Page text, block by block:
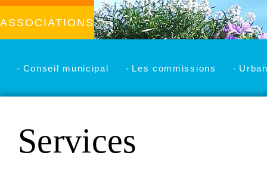
ASSOCIATIONS
Conseil municipal Les commissions
Services